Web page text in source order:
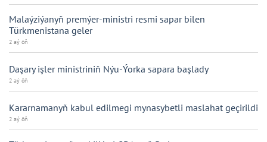
Malaýziýanyň premýer-ministri resmi sapar bilen
Türkmenistana geler
2 aý öň
Daşary işler ministriniň Nýu-Ýorka sapara başlady
2 aý öň
Kararnamanyň kabul edilmegi mynasybetli maslahat geçirildi
2 aý öň